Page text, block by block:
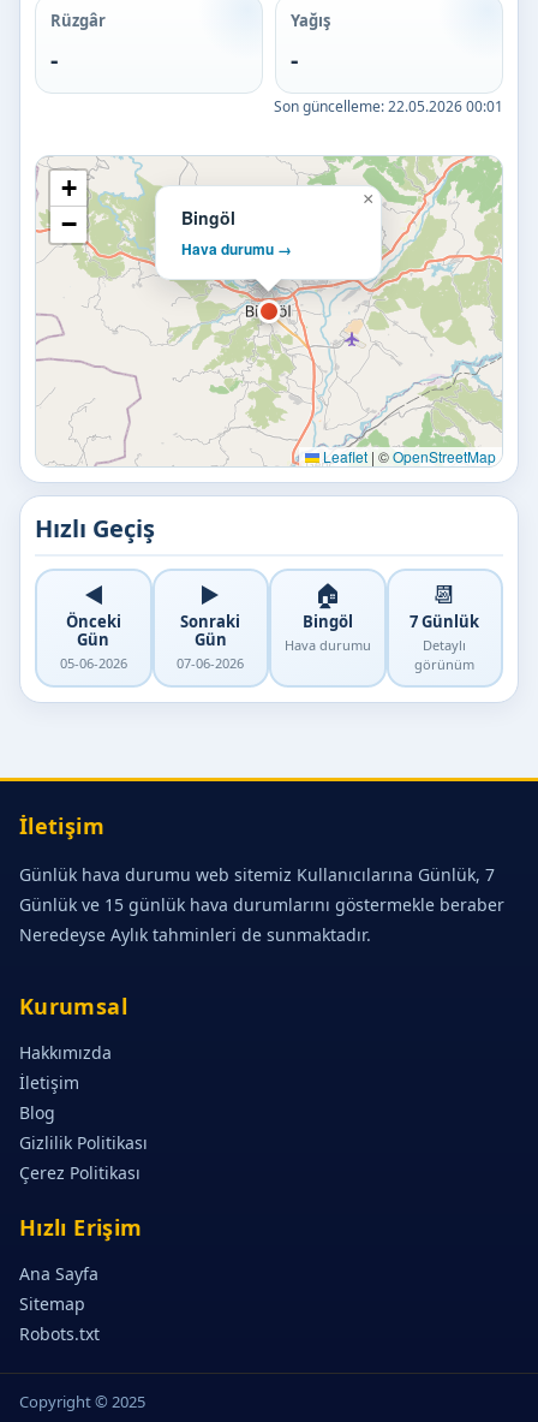
Rüzgâr
-
Yağış
-
Son güncelleme:22.05.2026 00:01
Bingöl
Hava durumu →
×
+
−
Leaflet | ©OpenStreetMap
Hızlı Geçiş
◀️
Önceki
Gün
05-06-2026
▶️
Sonraki
Gün
07-06-2026
🏠
Bingöl
Hava durumu
📆
7 Günlük
Detaylı
görünüm
İletişim
Günlük hava durumu web sitemiz Kullanıcılarına Günlük, 7
Günlük ve 15 günlük hava durumlarını göstermekle beraber
Neredeyse Aylık tahminleri de sunmaktadır.
Kurumsal
Hakkımızda
İletişim
Blog
Gizlilik Politikası
Çerez Politikası
Hızlı Erişim
Ana Sayfa
Sitemap
Robots.txt
Copyright © 2025